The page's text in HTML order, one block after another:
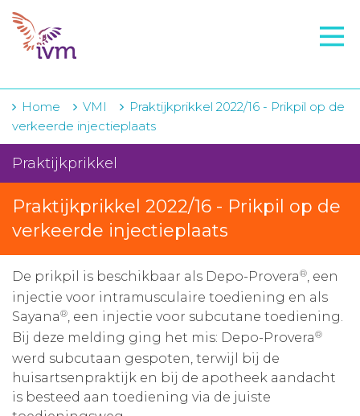
VMI
IVM-academie
Zorginstellingen
Voorschrijfgedrag
Projecten
Over IVM
Actueel
Contact
Winkelwagentje
Aanmelden nieuwsbrief
Home VMI
Praktijkprikkel 2022/16 - Prikpil op de
verkeerde injectieplaats
Praktijkprikkel
Praktijkprikkel 2022/16 - Prikpil op de
verkeerde injectieplaats
De prikpil is beschikbaar als Depo-Provera®, een
injectie voor intramusculaire toediening en als
Sayana®, een injectie voor subcutane toediening.
Bij deze melding ging het mis: Depo-Provera®
werd subcutaan gespoten, terwijl bij de
huisartsenpraktijk en bij de apotheek aandacht
is besteed aan toediening via de juiste